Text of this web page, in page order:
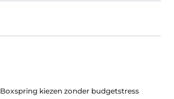
Boxspring kiezen zonder budgetstress